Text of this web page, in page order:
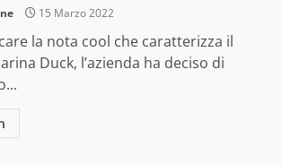
15 Marzo 2022
la nota cool che caratterizza il
Duck, l’azienda ha deciso di